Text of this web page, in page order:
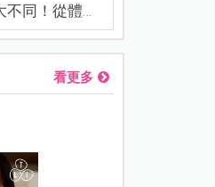
同！從體質...
看更多